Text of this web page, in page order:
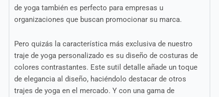
de yoga también es perfecto para empresas u
organizaciones que buscan promocionar su marca.
Pero quizás la característica más exclusiva de nuestro
traje de yoga personalizado es su diseño de costuras de
colores contrastantes. Este sutil detalle añade un toque
de elegancia al diseño, haciéndolo destacar de otros
trajes de yoga en el mercado. Y con una gama de